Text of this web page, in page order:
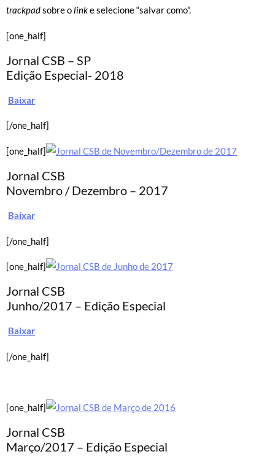
trackpadsobre olinke selecione “salvar como”.
[one_half]
Jornal CSB – SP
Edição Especial- 2018
Baixar
[/one_half]
[one_half]
Jornal CSB
Novembro / Dezembro – 2017
Baixar
[/one_half]
[one_half]
Jornal CSB
Junho/2017 – Edição Especial
Baixar
[/one_half]
[one_half]
Jornal CSB
Março/2017 – Edição Especial